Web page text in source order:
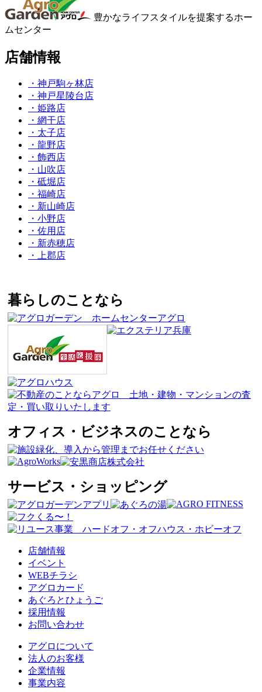
豊かなライフスタイルを提案するホー
ムセンター
店舗情報
・神戸駒ヶ林店
・神戸星陵台店
・姫路店
・網干店
・太子店
・龍野店
・飾西店
・山吹店
・砥堀店
・福崎店
・新山崎店
・小野店
・佐用店
・新赤穂店
・上郡店
暮らしのことなら
オフィス・ビジネスのことなら
サービス・ショッピング
店舗情報
イベント
WEBチラシ
アグロカード
あぐろとひょうご
採用情報
お問い合わせ
アグロについて
法人のお客様
企業情報
事業内容